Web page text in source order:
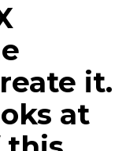
it.
at